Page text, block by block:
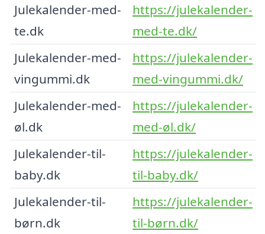
Julekalender-med-
te.dk
https://julekalender-
med-te.dk/
Julekalender-med-
vingummi.dk
https://julekalender-
med-vingummi.dk/
Julekalender-med-
øl.dk
https://julekalender-
med-øl.dk/
Julekalender-til-
baby.dk
https://julekalender-
til-baby.dk/
Julekalender-til-
børn.dk
https://julekalender-
til-børn.dk/